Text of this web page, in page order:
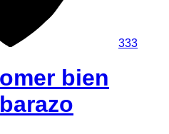
333
bien